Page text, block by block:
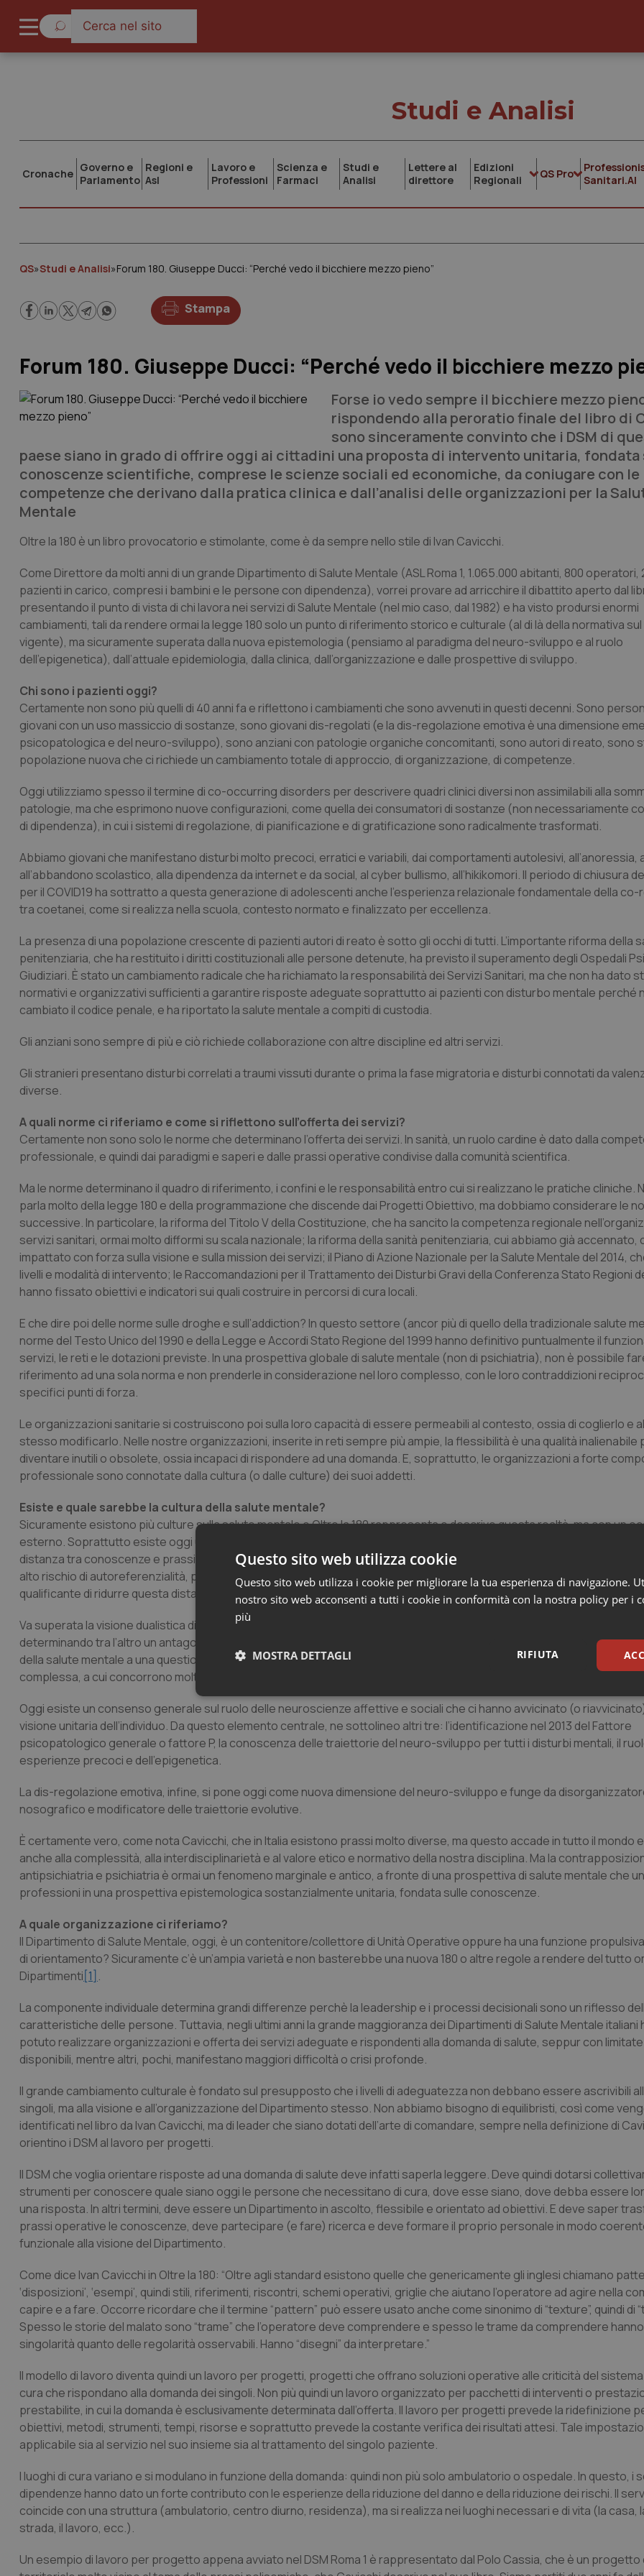
Studi e Analisi
Cronache Governo e
Parlamento
Regioni e
Asl
Lavoro e
Professioni
Scienza e
Farmaci
Studi e
Analisi
Lettere al
direttore
Edizioni
Regionali
QS Pro
Sanitari.AI
QS»Studi e Analisi»Forum 180. Giuseppe Ducci: “Perché vedo il bicchiere mezzo pieno”
Stampa
Forum 180. Giuseppe Ducci: “Perché vedo il bicchiere mezzo
Forse io vedo sempre il bicchiere mezzo
rispondendo alla peroratio finale del libro di
sono sinceramente convinto che i DSM di
paese siano in grado di offrire oggi ai cittadini una proposta di intervento unitaria, fondata
conoscenze scientifiche, comprese le scienze sociali ed economiche, da coniugare con le
competenze che derivano dalla pratica clinica e dall’analisi delle organizzazioni per la
Mentale
Oltre la 180 è un libro provocatorio e stimolante, come è da sempre nello stile di Ivan Cavicchi.
Come Direttore da molti anni di un grande Dipartimento di Salute Mentale (ASL Roma 1, 1.065.000 abitanti, 800 operatori,
pazienti in carico, compresi i bambini e le persone con dipendenza), vorrei provare ad arricchire il dibattito aperto dal
presentando il punto di vista di chi lavora nei servizi di Salute Mentale (nel mio caso, dal 1982) e ha visto prodursi enormi
cambiamenti, tali da rendere ormai la legge 180 solo un punto di riferimento storico e culturale (al di là della normativa
vigente), ma sicuramente superata dalla nuova epistemologia (pensiamo al paradigma del neuro-sviluppo e al ruolo
dell’epigenetica), dall’attuale epidemiologia, dalla clinica, dall’organizzazione e dalle prospettive di sviluppo.
Chi sono i pazienti oggi?
Certamente non sono più quelli di 40 anni fa e riflettono i cambiamenti che sono avvenuti in questi decenni. Sono
giovani con un uso massiccio di sostanze, sono giovani dis-regolati (e la dis-regolazione emotiva è una dimensione
psicopatologica e del neuro-sviluppo), sono anziani con patologie organiche concomitanti, sono autori di reato, sono
popolazione nuova che ci richiede un cambiamento totale di approccio, di organizzazione, di competenze.
Oggi utilizziamo spesso il termine di co-occurring disorders per descrivere quadri clinici diversi non assimilabili alla
patologie, ma che esprimono nuove configurazioni, come quella dei consumatori di sostanze (non necessariamente
di dipendenza), in cui i sistemi di regolazione, di pianificazione e di gratificazione sono radicalmente trasformati.
Abbiamo giovani che manifestano disturbi molto precoci, erratici e variabili, dai comportamenti autolesivi, all’anoressia,
all’abbandono scolastico, alla dipendenza da internet e da social, al cyber bullismo, all’hikikomori. Il periodo di chiusura
per il COVID19 ha sottratto a questa generazione di adolescenti anche l’esperienza relazionale fondamentale della
tra coetanei, come si realizza nella scuola, contesto normato e finalizzato per eccellenza.
La presenza di una popolazione crescente di pazienti autori di reato è sotto gli occhi di tutti. L’importante riforma della
penitenziaria, che ha restituito i diritti costituzionali alle persone detenute, ha previsto il superamento degli Ospedali
Giudiziari. È stato un cambiamento radicale che ha richiamato la responsabilità dei Servizi Sanitari, ma che non ha dato
normativi e organizzativi sufficienti a garantire risposte adeguate soprattutto ai pazienti con disturbo mentale perché
cambiato il codice penale, e ha riportato la salute mentale a compiti di custodia.
Gli anziani sono sempre di più e ciò richiede collaborazione con altre discipline ed altri servizi.
Gli stranieri presentano disturbi correlati a traumi vissuti durante o prima la fase migratoria e disturbi connotati da
diverse.
A quali norme ci riferiamo e come si riflettono sull’offerta dei servizi?
Certamente non sono solo le norme che determinano l’offerta dei servizi. In sanità, un ruolo cardine è dato dalla
professionale, e quindi dai paradigmi e saperi e dalle prassi operative condivise dalla comunità scientifica.
Ma le norme determinano il quadro di riferimento, i confini e le responsabilità entro cui si realizzano le pratiche cliniche.
parla molto della legge 180 e della programmazione che discende dai Progetti Obiettivo, ma dobbiamo considerare le
successive. In particolare, la riforma del Titolo V della Costituzione, che ha sancito la competenza regionale
servizi sanitari, ormai molto difformi su scala nazionale; la riforma della sanità penitenziaria, cui abbiamo già accennato,
impattato con forza sulla visione e sulla mission dei servizi; il Piano di Azione Nazionale per la Salute Mentale del 2014,
livelli e modalità di intervento; le Raccomandazioni per il Trattamento dei Disturbi Gravi della Conferenza Stato Regioni
hanno fissato obiettivi e indicatori sui quali costruire in percorsi di cura locali.
E che dire poi delle norme sulle droghe e sull’addiction? In questo settore (ancor più di quello della tradizionale salute
norme del Testo Unico del 1990 e della Legge e Accordi Stato Regione del 1999 hanno definitivo puntualmente il
servizi, le reti e le dotazioni previste. In una prospettiva globale di salute mentale (non di psichiatria), non è possibile
riferimento ad una sola norma e non prenderle in considerazione nel loro complesso, con le loro contraddizioni
specifici punti di forza.
Le organizzazioni sanitarie si costruiscono poi sulla loro capacità di essere permeabili al contesto, ossia di coglierlo e
stesso modificarlo. Nelle nostre organizzazioni, inserite in reti sempre più ampie, la flessibilità è una qualità inalienabile
diventare inutili o obsolete, ossia incapaci di rispondere ad una domanda. E, soprattutto, le organizzazioni a forte
professionale sono connotate dalla cultura (o dalle culture) dei suoi addetti.
Esiste e quale sarebbe la cultura della salute mentale?
Sicuramente esistono più culture sulla salute mentale eOltre la 180rappresenta e descrive questa realtà, ma con un
esterno. Soprattutto esiste oggi una cultura diffusa in sintonia con le conoscenze e una cultura più legata alle prassi
distanza tra conoscenze e prassi, sia in termini di tempo di applicazione che di contenuto, è spesso ancora troppo
alto rischio di autoreferenzialità, purtroppo presente nel nostro ambito. Ma molti DSM, come quello che dirigo, hanno
qualificante di ridurre questa distanza.
Va superata la visione dualistica di mente e corpo, di derivazione cartesiana, che ha visto contrapposto il biologico allo
determinando tra l’altro un antagonismo banale tra le conoscenze medico-psichiatriche e quelle psicologiche. Ridurre
della salute mentale a una questione di interesse esclusivamente psichiatrico rischia di non cogliere l’importanza di una
complessa, a cui concorrono molte discipline e professionalità.
Oggi esiste un consenso generale sul ruolo delle neuroscienze affettive e sociali che ci hanno avvicinato (o
visione unitaria dell’individuo. Da questo elemento centrale, ne sottolineo altri tre: l’identificazione nel 2013 del Fattore
psicopatologico generale o fattore P, la conoscenza delle traiettorie del neuro-sviluppo per tutti i disturbi mentali, il
esperienze precoci e dell’epigenetica.
La dis-regolazione emotiva, infine, si pone oggi come nuova dimensione del neuro-sviluppo e funge da
nosografico e modificatore delle traiettorie evolutive.
È certamente vero, come nota Cavicchi, che in Italia esistono prassi molto diverse, ma questo accade in tutto il mondo
anche alla complessità, alla interdisciplinarietà e al valore etico e normativo della nostra disciplina. Ma la
antipsichiatria e psichiatria è ormai un fenomeno marginale e antico, a fronte di una prospettiva di salute mentale che
professioni in una prospettiva epistemologica sostanzialmente unitaria, fondata sulle conoscenze.
A quale organizzazione ci riferiamo?
Il Dipartimento di Salute Mentale, oggi, è un contenitore/collettore di Unità Operative oppure ha una funzione
di orientamento? Sicuramente c’è un’ampia varietà e non basterebbe una nuova 180 o altre regole a rendere del tutto
Dipartimenti[1] .
La componente individuale determina grandi differenze perchè la leadership e i processi decisionali sono un riflesso
caratteristiche delle persone. Tuttavia, negli ultimi anni la grande maggioranza dei Dipartimenti di Salute Mentale italiani
potuto realizzare organizzazioni e offerta dei servizi adeguate e rispondenti alla domanda di salute, seppur con
disponibili, mentre altri, pochi, manifestano maggiori difficoltà o crisi profonde.
Il grande cambiamento culturale è fondato sul presupposto che i livelli di adeguatezza non debbano essere ascrivibili
singoli, ma alla visione e all’organizzazione del Dipartimento stesso. Non abbiamo bisogno di equilibristi, così come
identificati nel libro da Ivan Cavicchi, ma di leader che siano dotati dell’arte di comandare, sempre nella definizione di
orientino i DSM al lavoro per progetti.
Il DSM che voglia orientare risposte ad una domanda di salute deve infatti saperla leggere. Deve quindi dotarsi
strumenti per conoscere quale siano oggi le persone che necessitano di cura, dove esse siano, dove debba essere
una risposta. In altri termini, deve essere un Dipartimento in ascolto, flessibile e orientato ad obiettivi. E deve saper
prassi operative le conoscenze, deve partecipare (e fare) ricerca e deve formare il proprio personale in modo
funzionale alla visione del Dipartimento.
Come dice Ivan Cavicchi in Oltre la 180: “Oltre agli standard esistono quelle che genericamente gli inglesi chiamano
‘disposizioni’, ‘esempi’, quindi stili, riferimenti, riscontri, schemi operativi, griglie che aiutano l’operatore ad agire nella
capire e a fare. Occorre ricordare che il termine “pattern” può essere usato anche come sinonimo di “texture”, quindi di
Spesso le storie del malato sono “trame” che l’operatore deve comprendere e spesso le trame da comprendere
singolarità quanto delle regolarità osservabili. Hanno “disegni” da interpretare.”
Il modello di lavoro diventa quindi un lavoro per progetti, progetti che offrano soluzioni operative alle criticità del
cura che rispondano alla domanda dei singoli. Non più quindi un lavoro organizzato per pacchetti di interventi o
prestabilite, in cui la domanda è esclusivamente determinata dall’offerta. Il lavoro per progetti prevede la ridefinizione
obiettivi, metodi, strumenti, tempi, risorse e soprattutto prevede la costante verifica dei risultati attesi. Tale
applicabile sia al servizio nel suo insieme sia al trattamento del singolo paziente.
I luoghi di cura variano e si modulano in funzione della domanda: quindi non più solo ambulatorio o ospedale. In questo, i
dipendenze hanno dato un forte contributo con le esperienze della riduzione del danno e della riduzione dei rischi. Il
coincide con una struttura (ambulatorio, centro diurno, residenza), ma si realizza nei luoghi necessari e di vita (la casa,
strada, il lavoro, ecc.).
Un esempio di lavoro per progetto appena avviato nel DSM Roma 1 è rappresentato dal Polo Cassia, che è un
Questo sito web utilizza cookie
Questo sito web utilizza i cookie per migliorare la tua esperienza di navigazione.
nostro sito web acconsenti a tutti i cookie in conformità con la nostra policy per i
più
RIFIUTA
MOSTRA DETTAGLI
Necessari Statistici
Necessari Statistici Marketing
e l'accesso alle aree protette del sito. Il sito web non è in grado di funzionare correttamente senza questi
Nome
Fornitore/ Dominio Scadenza
Descrizione
VISITOR_PRIVACY_METADATA
YouTube
.youtube.com
5 mesi 4
settimane
Questo cookie viene utilizzato
scelte di consenso e privacy
interazione con il sito. Registra i
CookieScriptConsent
CookieScript
www.quotidianosanita.it
5 mesi 3
settimane
Questo cookie viene utilizzato
Script.com per ricordare le
tracking-sites-ironfish-
tracking-enable
www.quotidianosanita.it
4
settimane
2 giorni
Questo cookie è impostato
abilitare il sistema di tracking
tracking-sites-ironfish-
session-id
www.quotidianosanita.it
_ga
Google LLC
.quotidianosanita.it
1 anno 1
mese
Questo nome di cookie è
Universal Analytics, che è un
significativo del servizio di
utilizzato da Google. Questo
per distinguere utenti unici
sessioni e campagne per i
PHPSESSID
PHP.net
www.quotidianosanita.it
Sessione
Cookie generato da applicazioni
linguaggio PHP. Si tratta di un
generico utilizzato per
sessione utente. Normalmente è
_ga_KM60CM4NPH
.quotidianosanita.it
1 anno 1
mese
Questo cookie viene utilizzato
per mantenere lo stato della
Fornitore /
_ga_0VMQEQKQ1N .quotidianosanita.it
mese
Questo cookie viene utilizzato da Google
lo stato della sessione.
Nome Fornitore / Dominio
VISITOR_INFO1_LIVE
Google LLC
.youtube.com
5 mesi 4
settimane
Questo cookie è impostato da Youtube
delle preferenze dell'utente per i video di
nei siti; può anche determinare se il
utilizzando la nuova o la vecchia versione
Youtube.
__Secure-YNID
.youtube.com
5 mesi 4
Questo cookie è impostato da Youtube
Youtube.
YSC
Google LLC
.youtube.com
Sessione
Questo cookie è impostato da YouTube
delle visualizzazioni dei video incorporati.
tracking-sites-
www.quotidianosanita.it
Questo cookie è impostato